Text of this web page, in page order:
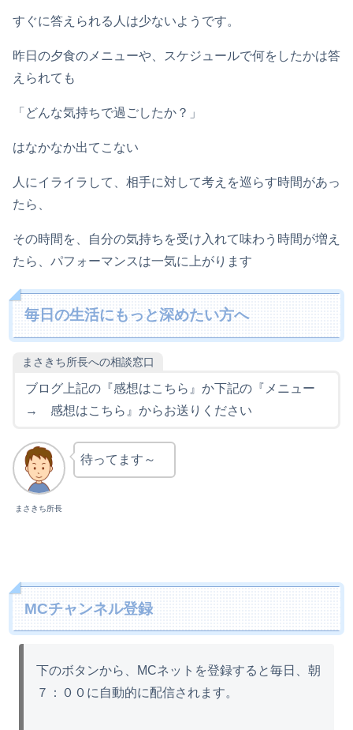
すぐに答えられる人は少ないようです。
昨日の夕食のメニューや、スケジュールで何をしたかは答
えられても
「どんな気持ちで過ごしたか？」
はなかなか出てこない
人にイライラして、相手に対して考えを巡らす時間があっ
たら、
その時間を、自分の気持ちを受け入れて味わう時間が増え
たら、パフォーマンスは一気に上がります
毎日の生活にもっと深めたい方へ
まさきち所長への相談窓口
ブログ上記の『感想はこちら』か下記の『メニュー
→ 感想はこちら』からお送りください
まさきち所長
待ってます～
MCチャンネル登録
下のボタンから、MCネットを登録すると毎日、朝
７：００に自動的に配信されます。